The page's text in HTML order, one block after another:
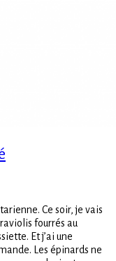
Ce soir, je vais
fourrés au
Et j’ai une
Les épinards ne